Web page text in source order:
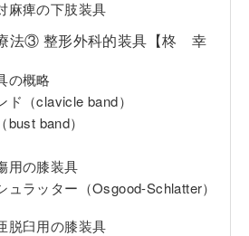
痺の下肢装具
法③ 整形外科的装具【柊 幸
の概略
（clavicle band）
band）
の膝装具
ラッター（Osgood-Schlatter）
臼用の膝装具